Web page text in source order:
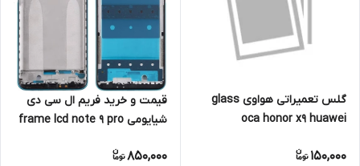
گلس تعمیراتی هواوی glass
oca honor x9 huawei
150,000
قیمت و خرید فریم ال سی دی
شیایومی frame lcd note 9 pro
850,000